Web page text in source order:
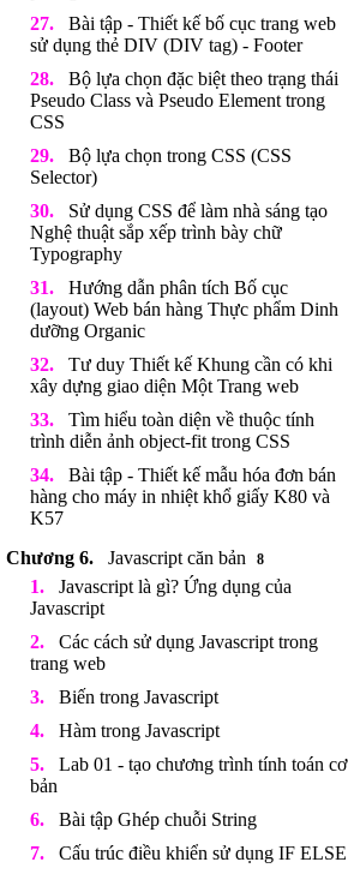
Bài tập - Thiết kế bố cục trang web
sử dụng thẻ DIV (DIV tag) - Footer
Bộ lựa chọn đặc biệt theo trạng thái
Pseudo Class và Pseudo Element trong
CSS
Bộ lựa chọn trong CSS (CSS
Selector)
Sử dụng CSS để làm nhà sáng tạo
Nghệ thuật sắp xếp trình bày chữ
Typography
Hướng dẫn phân tích Bố cục
(layout) Web bán hàng Thực phẩm Dinh
dưỡng Organic
Tư duy Thiết kế Khung cần có khi
xây dựng giao diện Một Trang web
Tìm hiểu toàn diện về thuộc tính
trình diễn ảnh object-fit trong CSS
Bài tập - Thiết kế mẫu hóa đơn bán
hàng cho máy in nhiệt khổ giấy K80 và
K57
Javascript căn bản
8
Javascript là gì? Ứng dụng của
Javascript
Các cách sử dụng Javascript trong
trang web
Biến trong Javascript
Hàm trong Javascript
Lab 01 - tạo chương trình tính toán cơ
bản
Bài tập Ghép chuỗi String
Cấu trúc điều khiển sử dụng IF ELSE